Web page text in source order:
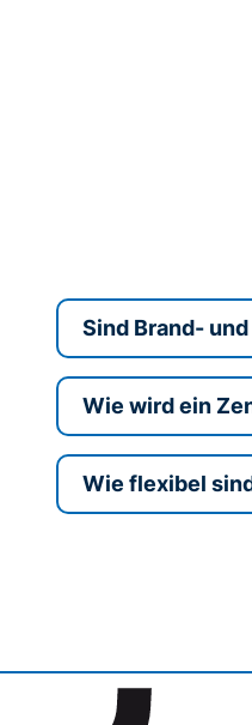
Sind Brand-
Wie wird ein
Wie flexibel